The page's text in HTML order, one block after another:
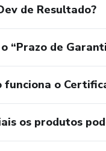
de Resultado?
“Prazo de
funciona o
os produtos